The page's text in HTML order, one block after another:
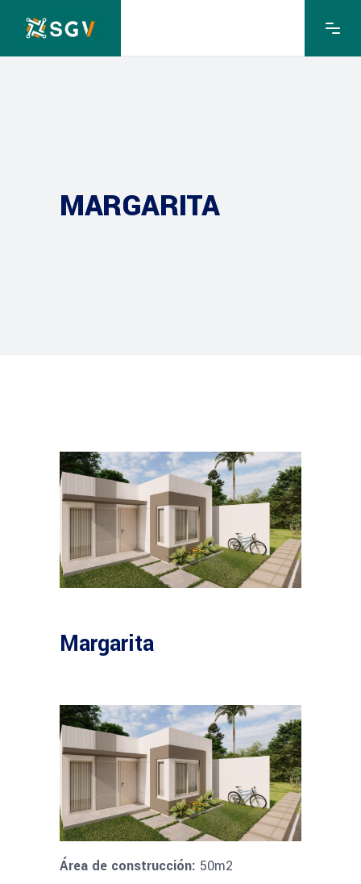
MARGARITA
Margarita
Área de construcción: 50m2